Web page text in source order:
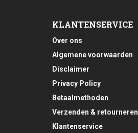
KLANTENSERVICE
Over ons
Algemene voorwaarden
Disclaimer
Privacy Policy
Betaalmethoden
Verzenden & retourneren
Klantenservice